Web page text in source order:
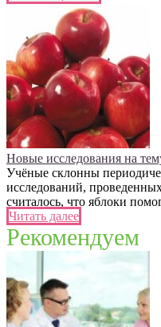
Новые исследования на
Учёные склонны
исследований,
считалось, что яблоки
Читать далее
Рекомендуем